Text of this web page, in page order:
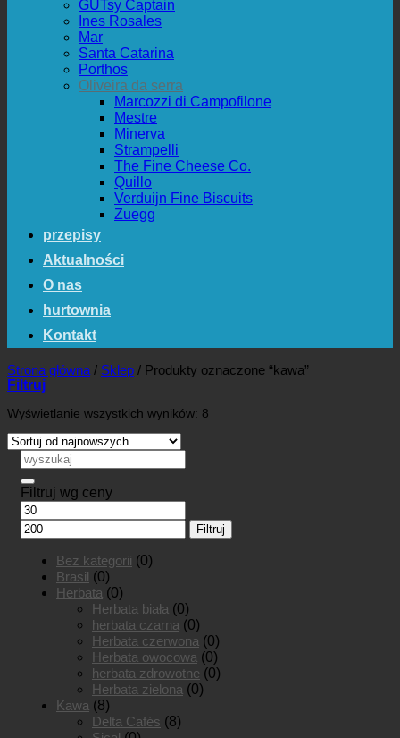
GUTsy Captain
Ines Rosales
Mar
Santa Catarina
Porthos
Oliveira da serra
Marcozzi di Campofilone
Mestre
Minerva
Strampelli
The Fine Cheese Co.
Quillo
Verduijn Fine Biscuits
Zuegg
przepisy
Aktualności
O nas
hurtownia
Kontakt
Strona główna / Sklep / Produkty oznaczone “kawa”
Filtruj
Wyświetlanie wszystkich wyników: 8
Szukaj:
Filtruj wg ceny
Cena
min
maxFiltruj
Bez kategorii (0)
Brasil (0)
Herbata (0)
Herbata biała (0)
herbata czarna (0)
Herbata czerwona (0)
Herbata owocowa (0)
herbata zdrowotne (0)
Herbata zielona (0)
Kawa (8)
Delta Cafés (8)